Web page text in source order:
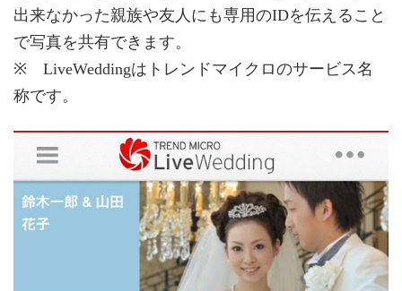
出来なかった親族や友人にも専用のIDを伝えること
で写真を共有できます。
※ LiveWeddingはトレンドマイクロのサービス名
称です。